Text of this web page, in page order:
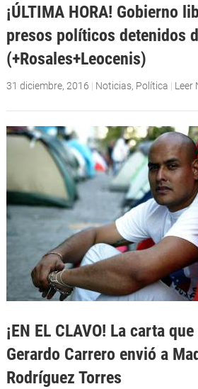
¡ÚLTIMA HORA! Gobierno
presos políticos detenidos
(+Rosales+Leocenis)
31 diciembre, 2016 | Noticias, Política | Leer
¡EN EL CLAVO! La carta
Gerardo Carrero envió a
Rodríguez Torres